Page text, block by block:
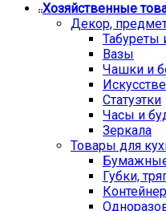
Хозяйственные
Декор,
Табуреты
Вазы
Чашки и
Статуэтки
Часы и
Зеркала
Товары для
Губки,